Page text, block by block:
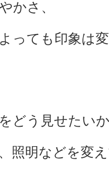
かさ、
っても印象は
どう見せたい
照明などを変